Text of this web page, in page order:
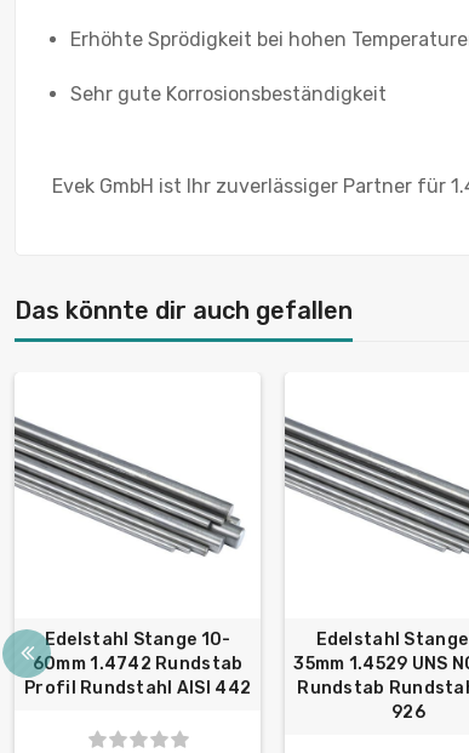
Erhöhte Sprödigkeit bei hohen
Sehr gute Korrosionsbeständigkeit
Evek GmbH ist Ihr zuverlässiger Partner für
Das könnte dir auch gefallen
Edelstahl Stange 10-
60mm 1.4742 Rundstab
Profil Rundstahl AISI 442
Edelstahl
35mm 1.4529 UNS
Rundstab
926